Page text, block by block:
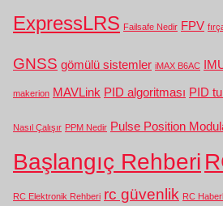
ExpressLRS Failsafe Nedir FPV
GNSS gömülü sistemler iMAX B6AC
makerion MAVLink PID algoritması PID
Nasıl Çalışır PPM Nedir Pulse Position
Başlangıç Rehberi
RC Elektronik Rehberi rc güvenlik RC